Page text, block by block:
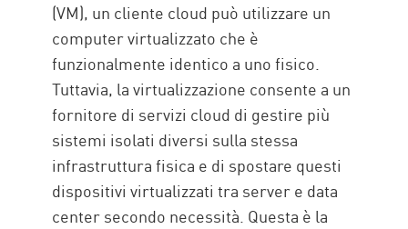
(VM), un cliente cloud può utilizzare un
computer virtualizzato che è
funzionalmente identico a uno fisico.
Tuttavia, la virtualizzazione consente a un
fornitore di servizi cloud di gestire più
sistemi isolati diversi sulla stessa
infrastruttura fisica e di spostare questi
dispositivi virtualizzati tra server e data
center secondo necessità. Questa è la